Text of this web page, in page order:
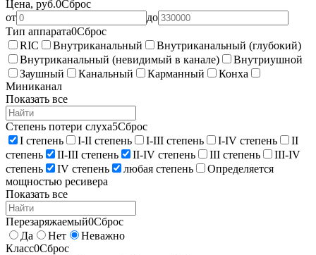
Цена, руб.0Сброс
от
до
Тип аппарата0Сброс
RIC
Внутриканальный
Внутриканальный (глубокий)
Внутриканальный (невидимый в канале)
Внутриушной
Заушный
Канальный Карманный
Конха
Миниканал
Показать все
Степень потери слуха5Сброс
I степень
I-II степень I-III степень I-IV степень
II
степень
II-III степень II-IV степень III степень
III-IV
степень
IV степень любая степень
Определяется
мощностью ресивера
Показать все
Перезаряжаемый0Сброс
Да
Нет
Неважно
Класс0Сброс